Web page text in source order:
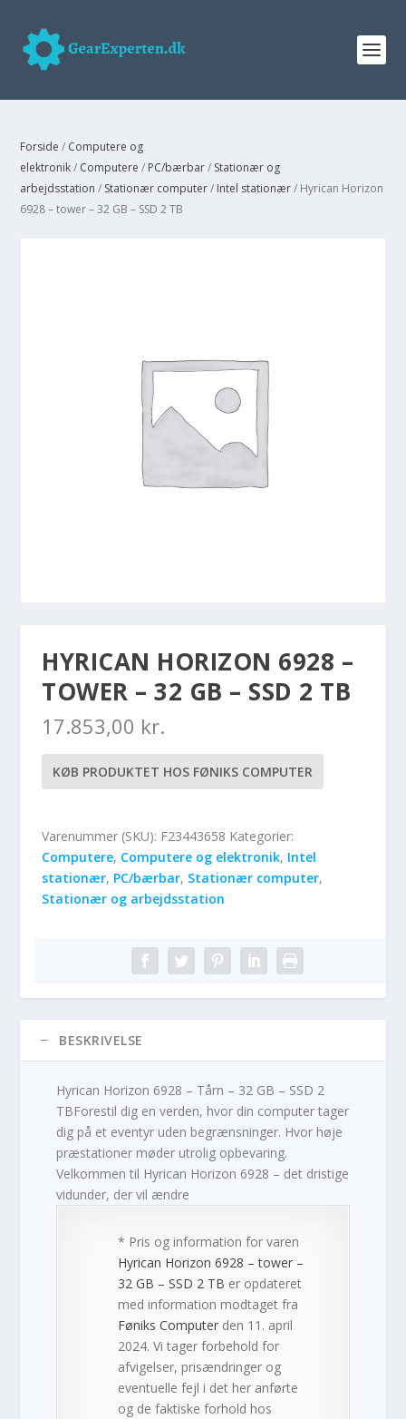
Forside / Computere og
elektronik/ Computere / PC/bærbar/ Stationær og
arbejdsstation / Stationær computer/ Intel stationær/ Hyrican Horizon
6928 – tower – 32 GB – SSD 2 TB
HYRICAN HORIZON 6928 –
TOWER – 32 GB – SSD 2 TB
17.853,00 kr.
KØB PRODUKTET HOS FØNIKS COMPUTER
Varenummer (SKU): F23443658 Kategorier:
Computere, Computere og elektronik, Intel
stationær, PC/bærbar, Stationær computer,
Stationær og arbejdsstation
BESKRIVELSE
Hyrican Horizon 6928 – Tårn – 32 GB – SSD 2
TBForestil dig en verden, hvor din computer tager
dig på et eventyr uden begrænsninger. Hvor høje
præstationer møder utrolig opbevaring.
Velkommen til Hyrican Horizon 6928 – det dristige
vidunder, der vil ændre
* Pris og information for varen
Hyrican Horizon 6928 – tower –
32 GB – SSD 2 TB er opdateret
med information modtaget fra
Føniks Computer den 11. april
2024. Vi tager forbehold for
afvigelser, prisændringer og
eventuelle fejl i det her anførte
og de faktiske forhold hos